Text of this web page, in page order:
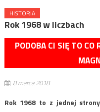
HISTORIA
Rok 1968 w liczbach
PODOBA CI SIĘ TO CO
8 marca 2018
Rok 1968 to z jednej